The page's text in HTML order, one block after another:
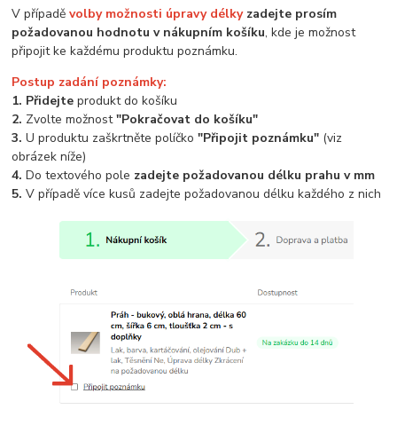
V případěvolby možnosti úpravy délkyzadejte prosím
požadovanou hodnotu v nákupním košíku, kde je možnost
připojit ke každému produktu poznámku.
Postup zadání poznámky:
1. Přidejte produkt do košíku
2. Zvolte možnost"Pokračovat do košíku"
3.U produktu zaškrtněte políčko"Připojit poznámku" (viz
obrázek níže)
4.Do textového pole zadejte požadovanou délku prahu v mm
5.V případě více kusů zadejte požadovanou délku každého z nich